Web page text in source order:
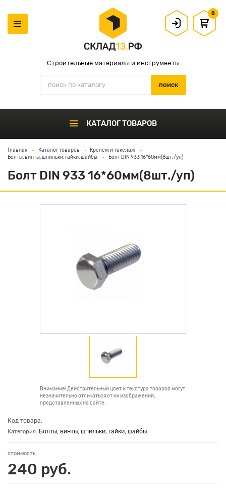
Строительные материалы и инструменты
0
КАТАЛОГ ТОВАРОВ
Главная Каталог товаров
Крепеж и такелаж
Болты, винты, шпильки, гайки, шайбы
Болт DIN 933 16*60мм(8шт./уп)
Болт DIN 933 16*60мм(8шт./уп)
Внимание! Действительный цвет и текстура товаров могут
незначительно отличаться от их изображений,
представленных на сайте.
Код товара:
Категория: Болты, винты, шпильки, гайки, шайбы
стоимость:
240 руб.